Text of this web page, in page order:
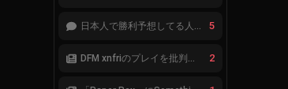
日本人で勝利予想してる人集合 5
DFM xnfriのプレイを批判したアナリストにFnatic Boasterが反応「DFMは仕組みの強化が必要なだけ」 2